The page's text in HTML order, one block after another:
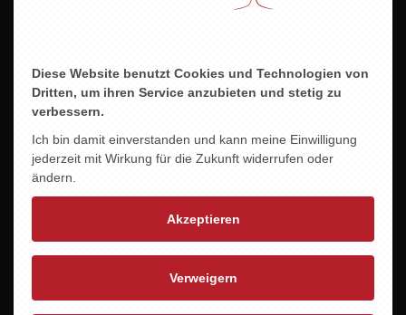
Diese Website benutzt Cookies und Technologien von
Dritten, um ihren Service anzubieten und stetig zu
verbessern.
Ich bin damit einverstanden und kann meine Einwilligung
jederzeit mit Wirkung für die Zukunft widerrufen oder
ändern.
Akzeptieren
Verweigern